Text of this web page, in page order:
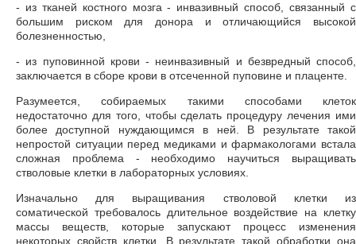
- из тканей костного мозга - инвазивный способ, связанный с
большим риском для донора и отличающийся высокой
болезненностью,
- из пуповинной крови - неинвазивный и безвредный способ,
заключается в сборе крови в отсеченной пуповине и плаценте.
Разумеется, собираемых такими способами клеток
недостаточно для того, чтобы сделать процедуру лечения ими
более доступной нуждающимся в ней. В результате такой
непростой ситуации перед медиками и фармакологами встала
сложная проблема - необходимо научиться выращивать
стволовые клетки в лабораторных условиях.
Изначально для выращивания стволовой клетки из
соматической требовалось длительное воздействие на клетку
массы веществ, которые запускают процесс изменения
некоторых свойств клетки. В результате такой обработки она